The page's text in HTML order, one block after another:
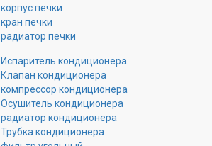
корпус печки
кран печки
радиатор печки
Испаритель кондиционера
Клапан кондиционера
компрессор кондиционера
Осушитель кондиционера
радиатор кондиционера
Трубка кондиционера